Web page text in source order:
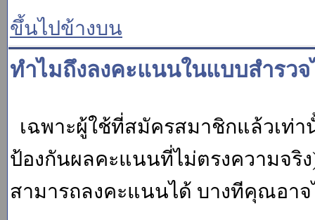
ขึ้นไปข้างบน
ทำไมถึงลงคะแนนในแบบสำรวจ
เฉพาะผู้ใช้ที่สมัครสมาชิกแล้วเท่
ป้องกันผลคะแนนที่ไม่ตรงความจ
สามารถลงคะแนนได้ บางทีคุณอา